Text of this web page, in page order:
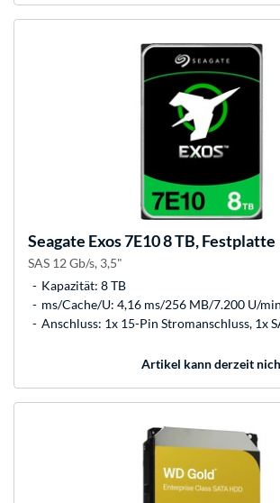
Seagate Exos 7E10 8 TB, Festplatte
SAS 12 Gb/s, 3,5"
Kapazität: 8 TB
ms/Cache/U: 4,16 ms/256 MB/7.200 U/min
Anschluss: 1x 15-Pin Stromanschluss, 1x
Artikel kann derzeit